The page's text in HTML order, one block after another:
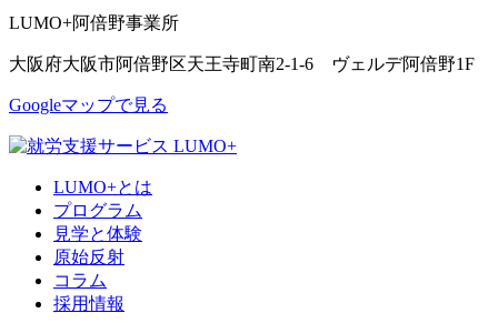
LUMO+阿倍野事業所
大阪府大阪市阿倍野区天王寺町南2-1-6 ヴェルデ阿倍野1F
Googleマップで見る
LUMO+とは
プログラム
見学と体験
原始反射
コラム
採用情報